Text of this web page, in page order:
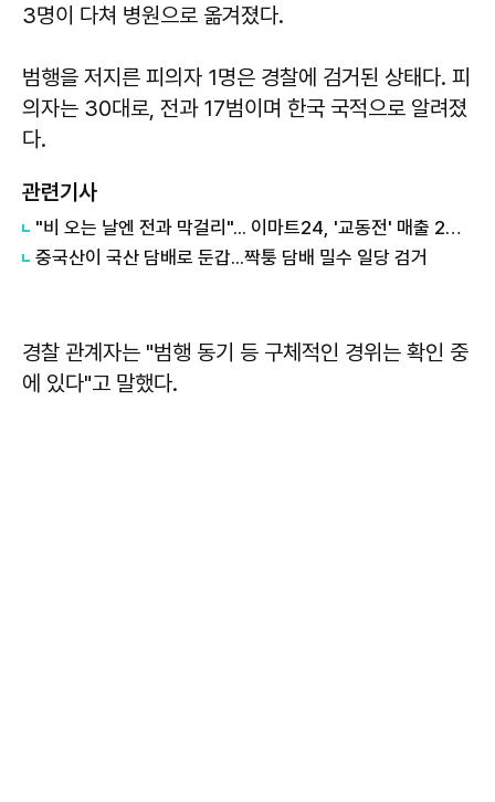
3명이 다쳐 병원으로 옮겨졌다.
범행을 저지른 피의자 1명은 경찰에 검거된 상태다. 피
의자는 30대로, 전과 17범이며 한국 국적으로 알려졌
다.
관련기사
"비 오는 날엔 전과 막걸리"... 이마트24, '교동전' 매출 2배 껑충
중국산이 국산 담배로 둔갑...짝퉁 담배 밀수 일당 검거
경찰 관계자는 "범행 동기 등 구체적인 경위는 확인 중
에 있다"고 말했다.